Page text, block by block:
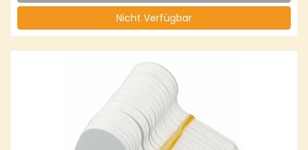
Nicht Verfügbar